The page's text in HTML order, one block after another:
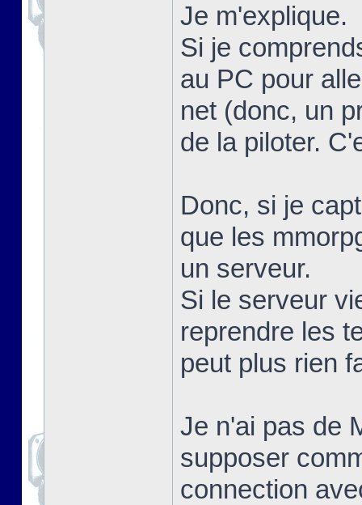
Je m'explique.
Si je
au PC pour
net (donc, un
de la piloter.
Donc, si je
que les
un serveur.
Si le serveur
reprendre les
peut plus rien
Je n'ai pas de
supposer
connection